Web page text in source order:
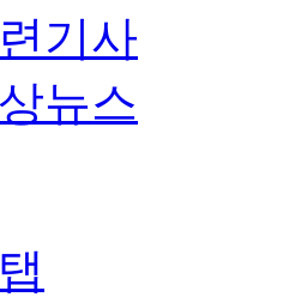
기사
뉴스